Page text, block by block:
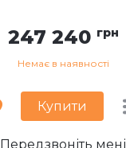
247 240 грн
Немає в наявності
Купити
Передзвоніть мені